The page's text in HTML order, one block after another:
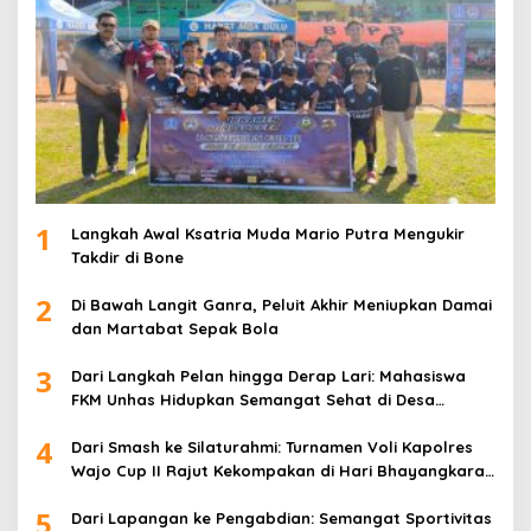
1
Langkah Awal Ksatria Muda Mario Putra Mengukir
Takdir di Bone
2
Di Bawah Langit Ganra, Peluit Akhir Meniupkan Damai
dan Martabat Sepak Bola
3
Dari Langkah Pelan hingga Derap Lari: Mahasiswa
FKM Unhas Hidupkan Semangat Sehat di Desa
4
Dari Smash ke Silaturahmi: Turnamen Voli Kapolres
Wajo Cup II Rajut Kekompakan di Hari Bhayangkara
5 Dari Lapangan ke Pengabdian: Semangat Sportivitas